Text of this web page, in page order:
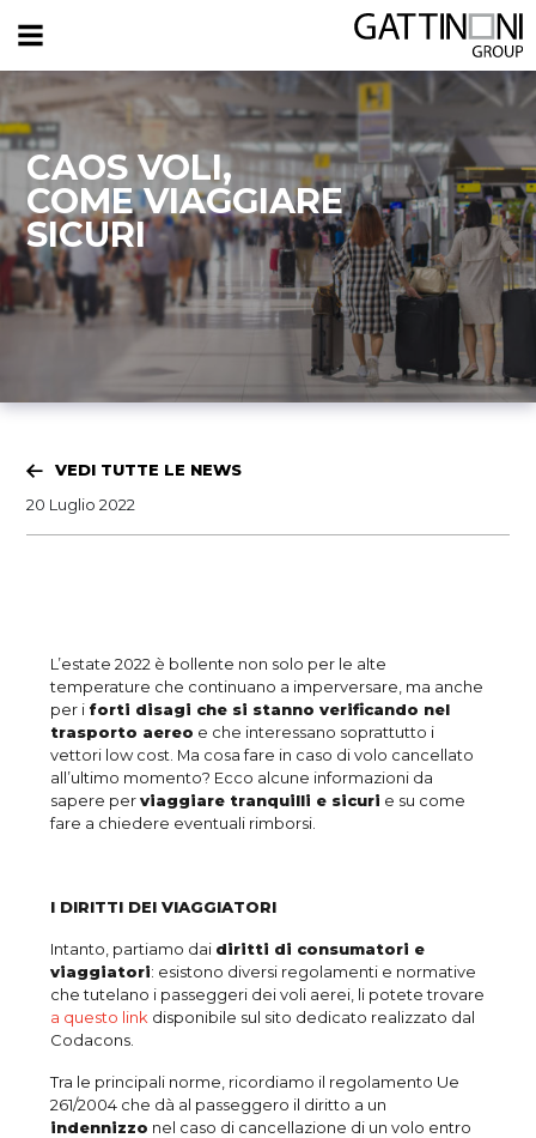
CAOS VOLI,
COME VIAGGIARE
SICURI
VEDI TUTTE LE NEWS
20 Luglio 2022
L’estate 2022 è bollente non solo per le alte
temperature che continuano a imperversare, ma anche
per i forti disagi che si stanno verificando nel
trasporto aereo e che interessano soprattutto i
vettori low cost. Ma cosa fare in caso di volo cancellato
all’ultimo momento? Ecco alcune informazioni da
sapere perviaggiare tranquilli e sicuri e su come
fare a chiedere eventuali rimborsi.
I DIRITTI DEI VIAGGIATORI
Intanto, partiamo dai diritti di consumatori e
viaggiatori: esistono diversi regolamenti e normative
che tutelano i passeggeri dei voli aerei, li potete trovare
a questo link disponibile sul sito dedicato realizzato dal
Codacons.
Tra le principali norme, ricordiamo il regolamento Ue
261/2004 che dà al passeggero il diritto a un
indennizzo nel caso di cancellazione di un volo entro